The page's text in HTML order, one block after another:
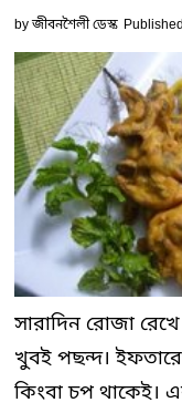
byজীবনশৈলী ডেস্ক
সারাদিন রোজা
খুবই পছন্দ।
কিংবা চপ থাকেই।